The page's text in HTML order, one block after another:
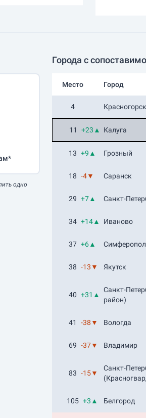
одно
Города с
Место Город
4 Красногорск
11 +23▲ Калуга
13 +9▲ Грозный
18 -4▼ Саранск
29 +7▲ Санкт-
34 +14▲ Иваново
37 +6▲
38 -13▼ Якутск
40 +31▲
Санкт-
район)
41 -38▼ Вологда
69 -37▼ Владимир
83 -15▼
Санкт-
105 +3▲ Белгород